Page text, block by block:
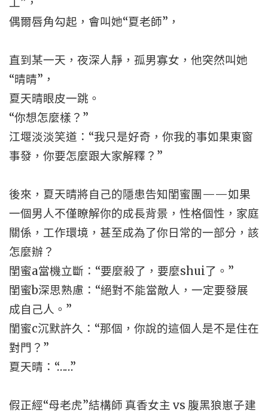
偶爾唇角勾起，會叫她“夏老師”，
直到某一天，夜深人靜，孤男寡女，他突然叫她
“晴晴”，
夏天晴眼皮一跳。
“你想怎麼樣？”
江堰淡淡笑道：“我只是好奇，你我的事如果東窗
事發，你要怎麼跟大家解釋？”
後來，夏天晴將自己的隱患告知閨蜜團——如果
一個男人不僅瞭解你的成長背景，性格個性，家庭
關係，工作環境，甚至成為了你日常的一部分，該
怎麼辦？
閨蜜a當機立斷：“要麼殺了，要麼shui了。”
閨蜜b深思熟慮：“絕對不能當敵人，一定要發展
成自己人。”
閨蜜c沉默許久：“那個，你說的這個人是不是住在
對門？”
夏天晴：“……”
假正經“母老虎”結構師 真香女主 vs 腹黑狼崽子建